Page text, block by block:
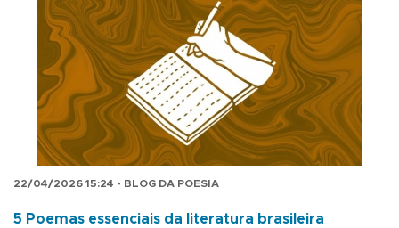
22/04/2026 15:24 - BLOG DA POESIA
5 Poemas essenciais da literatura brasileira